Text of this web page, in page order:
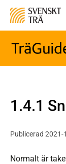
1.4.1
Publicerad 2021-
Normalt är